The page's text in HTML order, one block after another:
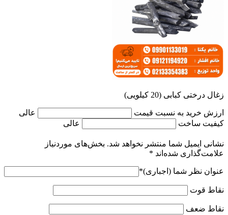
زغال درختی کبابی (20 کیلویی)
ارزش خرید به نسبت قیمت
عالی
کیفیت ساخت
عالی
نشانی ایمیل شما منتشر نخواهد شد. بخش‌های موردنیاز
علامت‌گذاری شده‌اند *
عنوان نظر شما (اجباری)*
نقاط قوت
نقاط ضعف